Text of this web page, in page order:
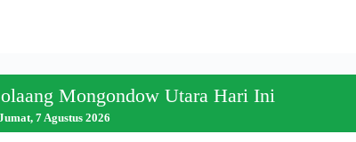
Mongondow Utara Hari Ini
7 Agustus 2026